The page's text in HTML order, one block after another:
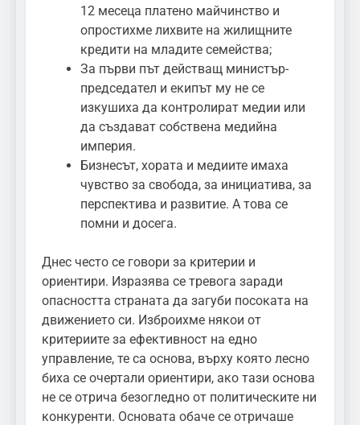
12 месеца платено майчинство и
опростихме лихвите на жилищните
кредити на младите семейства;
За първи път действащ министър-
председател и екипът му не се
изкушиха да контролират медии или
да създават собствена медийна
империя.
Бизнесът, хората и медиите имаха
чувство за свобода, за инициатива, за
перспектива и развитие. А това се
помни и досега.
Днес често се говори за критерии и
ориентири. Изразява се тревога заради
опасността страната да загуби посоката на
движението си. Изброихме някои от
критериите за ефективност на едно
управление, те са основа, върху която лесно
биха се очертали ориентири, ако тази основа
не се отрича безогледно от политическите ни
конкуренти. Основата обаче се отричаше